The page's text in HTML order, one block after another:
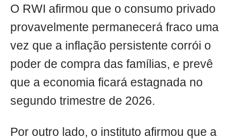
O RWI afirmou que o consumo privado
provavelmente permanecerá fraco uma
vez que a inflação persistente corrói o
poder de compra das famílias, e prevê
que a economia ficará estagnada no
segundo trimestre de 2026.
Por outro lado, o instituto afirmou que a